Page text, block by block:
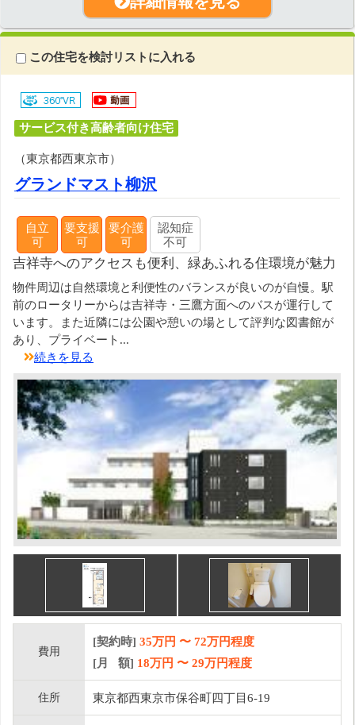
この住宅を検討リストに入れる
サービス付き高齢者向け住宅
（東京都西東京市）
グランドマスト柳沢
自立
可
要支援
可
要介護
可
認知症
不可
吉祥寺へのアクセスも便利、緑あふれる住環境が魅力
物件周辺は自然環境と利便性のバランスが良いのが自慢。駅
前のロータリーからは吉祥寺・三鷹方面へのバスが運行して
います。また近隣には公園や憩いの場として評判な図書館が
あり、プライベート...
続きを見る
費用
[契約時] 35万円 〜 72万円程度
[月 額] 18万円 〜 29万円程度
住所 東京都西東京市保谷町四丁目6-19